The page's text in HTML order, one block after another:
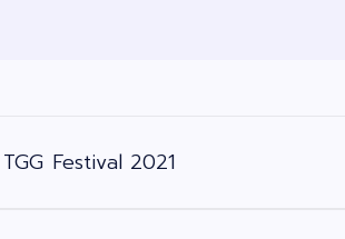
Festival 2021